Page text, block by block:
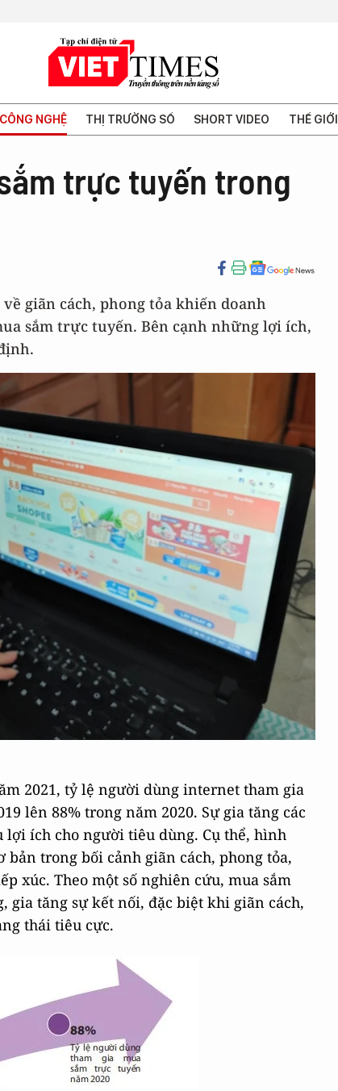
NGHỆ THỊ TRƯỜNG SỐ SHORT VIDEO THẾ GIỚI
trực tuyến trong
giãn cách, phong tỏa khiến doanh
sắm trực tuyến. Bên cạnh những lợi ích,
2021, tỷ lệ người dùng internet tham gia
lên 88% trong năm 2020. Sự gia tăng các
ích cho người tiêu dùng. Cụ thể, hình
trong bối cảnh giãn cách, phong tỏa,
xúc. Theo một số nghiên cứu, mua sắm
gia tăng sự kết nối, đặc biệt khi giãn cách,
thái tiêu cực.